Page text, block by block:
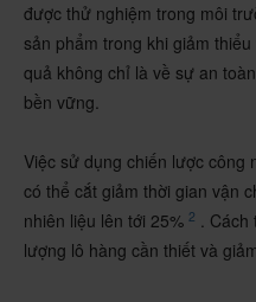
được thử nghiệm trong môi
sản phẩm trong khi giảm
quả không chỉ là về sự an
bền vững.​​
Việc sử dụng chiến lược công
có thể cắt giảm thời gian vận
nhiên liệu lên tới 25% 2 . Cách
lượng lô hàng cần thiết và